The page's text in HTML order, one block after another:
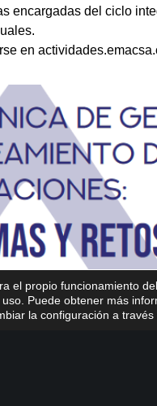
encargadas del ciclo
en
el propio funcionamiento
Puede obtener más
la configuración a